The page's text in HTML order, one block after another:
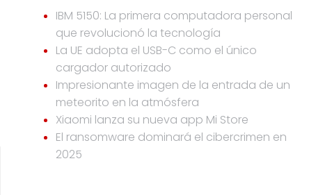
IBM 5150: La primera computadora personal
que revolucionó la tecnología
La UE adopta el USB-C como el único
cargador autorizado
Impresionante imagen de la entrada de un
meteorito en la atmósfera
Xiaomi lanza su nueva app Mi Store
El ransomware dominará el cibercrimen en
2025